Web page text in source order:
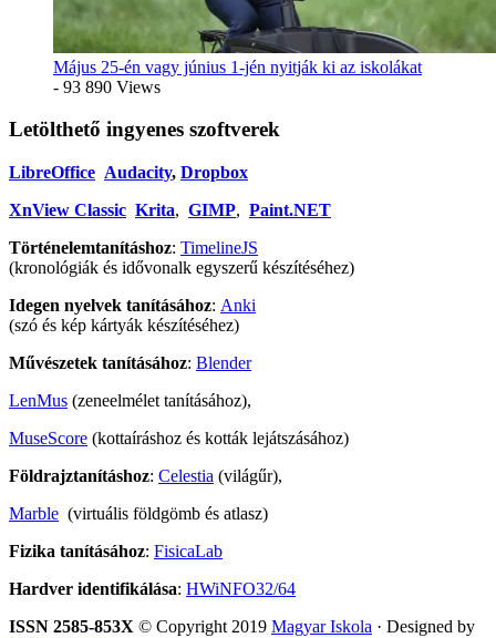
Május 25-én vagy június 1-jén nyitják ki az iskolákat
- 93 890 Views
Letölthető ingyenes szoftverek
LibreOffice Audacity, Dropbox
XnView Classic Krita, GIMP, Paint.NET
Történelemtanításhoz: TimelineJS
(kronológiák és idővonalk egyszerű készítéséhez)
Idegen nyelvek tanításához: Anki
(szó és kép kártyák készítéséhez)
Művészetek tanításához: Blender
LenMus (zeneelmélet tanításához),
MuseScore (kottaíráshoz és kották lejátszásához)
Földrajztanításhoz: Celestia (világűr),
Marble (virtuális földgömb és atlasz)
Fizika tanításához: FisicaLab
Hardver identifikálása: HWiNFO32/64
ISSN 2585-853X © Copyright 2019 Magyar Iskola · Designed by